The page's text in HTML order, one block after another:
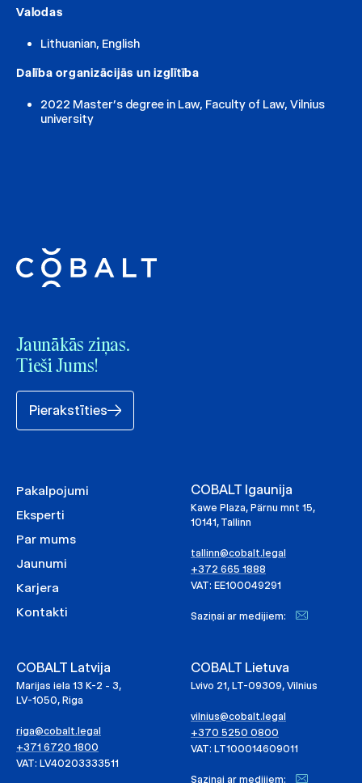
Valodas
Lithuanian, English
Dalība organizācijās un izglītība
2022 Master’s degree in Law, Faculty of Law, Vilnius
university
Jaunākās ziņas.
Tieši Jums!
Pierakstīties
Pakalpojumi
Eksperti
Par mums
Jaunumi
Karjera
Kontakti
COBALT Igaunija
Kawe Plaza, Pärnu mnt 15,
10141, Tallinn
tallinn@cobalt.legal
+372 665 1888
VAT: EE100049291
Saziņai ar medijiem:
COBALT Latvija
Marijas iela 13 K-2 - 3,
LV-1050, Riga
riga@cobalt.legal
+371 6720 1800
VAT: LV40203333511
COBALT Lietuva
Lvivo 21, LT-09309, Vilnius
vilnius@cobalt.legal
+370 5250 0800
VAT: LT100014609011
Saziņai ar medijiem: